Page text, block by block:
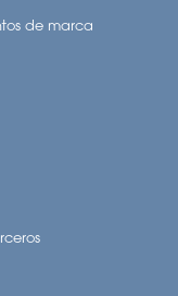
de marca